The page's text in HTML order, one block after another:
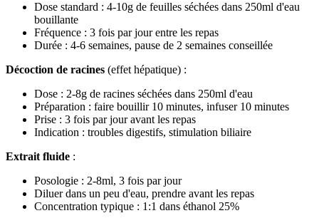
Dose standard : 4-10g de feuilles séchées dans 250ml d'eau
bouillante
Fréquence : 3 fois par jour entre les repas
Durée : 4-6 semaines, pause de 2 semaines conseillée
Décoction de racines (effet hépatique) :
Dose : 2-8g de racines séchées dans 250ml d'eau
Préparation : faire bouillir 10 minutes, infuser 10 minutes
Prise : 3 fois par jour avant les repas
Indication : troubles digestifs, stimulation biliaire
Extrait fluide :
Posologie : 2-8ml, 3 fois par jour
Diluer dans un peu d'eau, prendre avant les repas
Concentration typique : 1:1 dans éthanol 25%